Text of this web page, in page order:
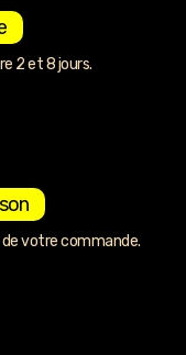
2 et 8 jours.
votre commande.